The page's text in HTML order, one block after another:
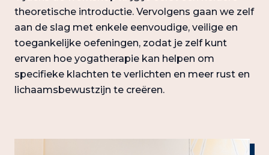
theoretische introductie. Vervolgens gaan we zelf
aan de slag met enkele eenvoudige, veilige en
toegankelijke oefeningen, zodat je zelf kunt
ervaren hoe yogatherapie kan helpen om
specifieke klachten te verlichten en meer rust en
lichaamsbewustzijn te creëren.